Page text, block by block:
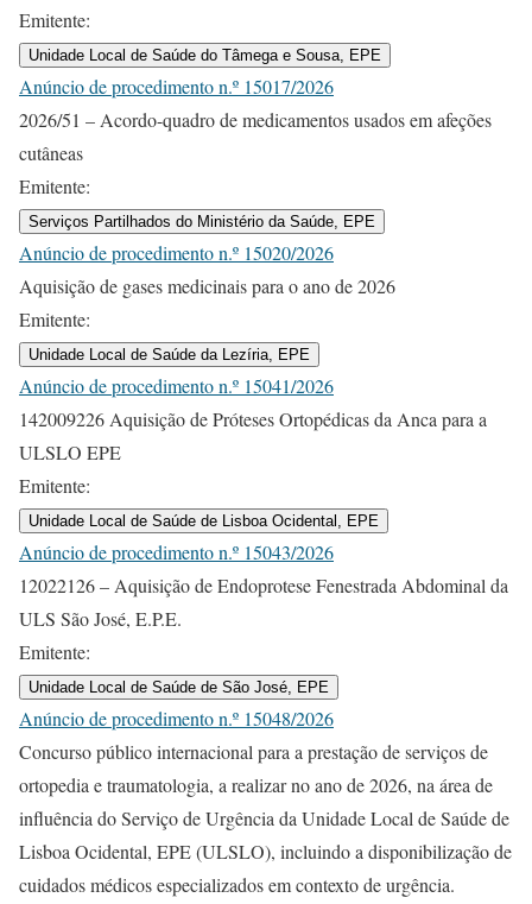
Emitente:
Unidade Local de Saúde do Tâmega e Sousa, EPE
Anúncio de procedimento n.º 15017/2026
2026/51 – Acordo-quadro de medicamentos usados em afeções
cutâneas
Emitente:
Serviços Partilhados do Ministério da Saúde, EPE
Anúncio de procedimento n.º 15020/2026
Aquisição de gases medicinais para o ano de 2026
Emitente:
Unidade Local de Saúde da Lezíria, EPE
Anúncio de procedimento n.º 15041/2026
142009226 Aquisição de Próteses Ortopédicas da Anca para a
ULSLO EPE
Emitente:
Unidade Local de Saúde de Lisboa Ocidental, EPE
Anúncio de procedimento n.º 15043/2026
12022126 – Aquisição de Endoprotese Fenestrada Abdominal da
ULS São José, E.P.E.
Emitente:
Unidade Local de Saúde de São José, EPE
Anúncio de procedimento n.º 15048/2026
Concurso público internacional para a prestação de serviços de
ortopedia e traumatologia, a realizar no ano de 2026, na área de
influência do Serviço de Urgência da Unidade Local de Saúde de
Lisboa Ocidental, EPE (ULSLO), incluindo a disponibilização de
cuidados médicos especializados em contexto de urgência.